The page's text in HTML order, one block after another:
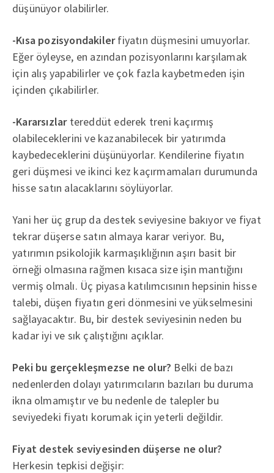
düşünüyor olabilirler.
-Kısa pozisyondakilerfiyatın düşmesini umuyorlar.
Eğer öyleyse, en azından pozisyonlarını karşılamak
için alış yapabilirler ve çok fazla kaybetmeden işin
içinden çıkabilirler.
-Kararsızlartereddüt ederek treni kaçırmış
olabileceklerini ve kazanabilecek bir yatırımda
kaybedeceklerini düşünüyorlar. Kendilerine fiyatın
geri düşmesi ve ikinci kez kaçırmamaları durumunda
hisse satın alacaklarını söylüyorlar.
Yani her üç grup da destek seviyesine bakıyor ve fiyat
tekrar düşerse satın almaya karar veriyor. Bu,
yatırımın psikolojik karmaşıklığının aşırı basit bir
örneği olmasına rağmen kısaca size işin mantığını
vermiş olmalı. Üç piyasa katılımcısının hepsinin hisse
talebi, düşen fiyatın geri dönmesini ve yükselmesini
sağlayacaktır. Bu, bir destek seviyesinin neden bu
kadar iyi ve sık çalıştığını açıklar.
Peki bu gerçekleşmezse ne olur? Belki de bazı
nedenlerden dolayı yatırımcıların bazıları bu duruma
ikna olmamıştır ve bu nedenle de talepler bu
seviyedeki fiyatı korumak için yeterli değildir.
Fiyat destek seviyesinden düşerse ne olur?
Herkesin tepkisi değişir: